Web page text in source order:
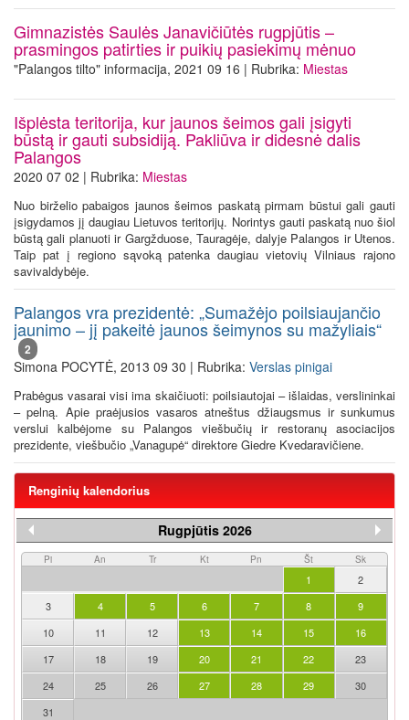
Gimnazistės Saulės Janavičiūtės rugpjūtis –
prasmingos patirties ir puikių pasiekimų mėnuo
"Palangos tilto" informacija, 2021 09 16 | Rubrika: Miestas
Išplėsta teritorija, kur jaunos šeimos gali įsigyti
būstą ir gauti subsidiją. Pakliūva ir didesnė dalis
Palangos
2020 07 02 | Rubrika: Miestas
Nuo birželio pabaigos jaunos šeimos paskatą pirmam būstui gali gauti
įsigydamos jį daugiau Lietuvos teritorijų. Norintys gauti paskatą nuo šiol
būstą gali planuoti ir Gargžduose, Tauragėje, dalyje Palangos ir Utenos.
Taip pat į regiono sąvoką patenka daugiau vietovių Vilniaus rajono
savivaldybėje.
Palangos vra prezidentė: „Sumažėjo poilsiaujančio
jaunimo – jį pakeitė jaunos šeimynos su mažyliais“
2
Simona POCYTĖ, 2013 09 30 | Rubrika: Verslas pinigai
Prabėgus vasarai visi ima skaičiuoti: poilsiautojai – išlaidas, verslininkai
– pelną. Apie praėjusios vasaros atneštus džiaugsmus ir sunkumus
verslui kalbėjome su Palangos viešbučių ir restoranų asociacijos
prezidente, viešbučio „Vanagupė“ direktore Giedre Kvedaravičiene.
Renginių kalendorius
Rugpjūtis 2026
Pi An Tr Kt Pn Št Sk
1
2
3
4 5 6 7 8
9
10
11 12 13 14 15
16
17
18 19 20 21 22
23
24
25 26 27 28 29
30
31